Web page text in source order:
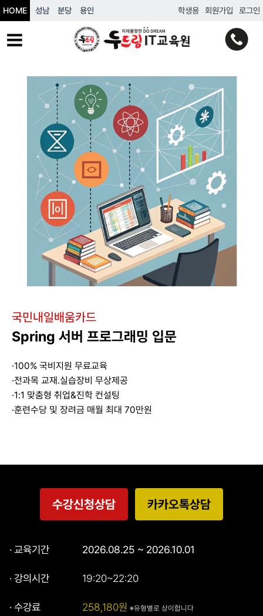
HOME 성남 분당 용인 학생용 회원가입 로그인
국민내일배움카드
Spring 서버 프로그래밍 입문
·100% 국비지원 무료교육
·전과목 교재.실습장비 무상제공
·1:1 맞춤형 취업&진학 컨설팅
·훈련수당 및 장려금 매월 최대 70만원
수강신청상담 카카오톡상담
· 교육기간 2026.08.25 ~ 2026.10.01
· 강의시간 19:20~22:20
· 수강료 258,180원 ※유형별로 상이합니다